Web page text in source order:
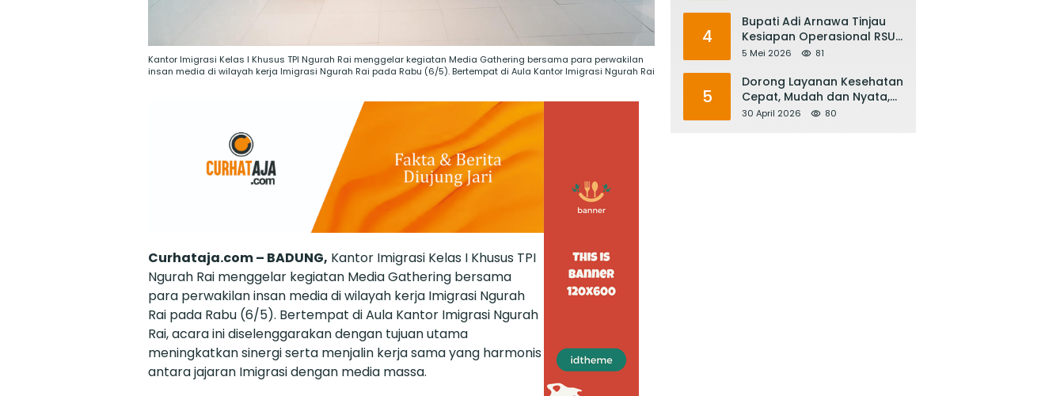
Kantor Imigrasi Kelas I Khusus TPI Ngurah Rai menggelar kegiatan Media Gathering bersama para perwakilan
insan media di wilayah kerja Imigrasi Ngurah Rai pada Rabu (6/5). Bertempat di Aula Kantor Imigrasi Ngurah Rai
Curhataja.com – BADUNG, Kantor Imigrasi Kelas I Khusus TPI
Ngurah Rai menggelar kegiatan Media Gathering bersama
para perwakilan insan media di wilayah kerja Imigrasi Ngurah
Rai pada Rabu (6/5). Bertempat di Aula Kantor Imigrasi Ngurah
Rai, acara ini diselenggarakan dengan tujuan utama
meningkatkan sinergi serta menjalin kerja sama yang harmonis
antara jajaran Imigrasi dengan media massa.
Mesin Ekonomi Bali
4
Bupati Adi Arnawa Tinjau
Kesiapan Operasional RSUD
Giri Asih, Harapkan Jadi RS
5 Mei 2026 81
5
Dorong Layanan Kesehatan
Cepat, Mudah dan Nyata,
Bupati Adi Arnawa Evaluasi
30 April 2026 80